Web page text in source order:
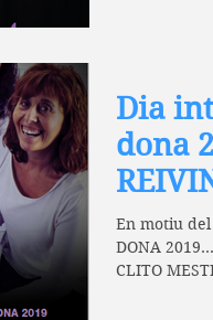
Dia
dona
En motiu del
DONA
CLITO